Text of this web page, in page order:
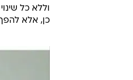
וללא כל
כן, אלא